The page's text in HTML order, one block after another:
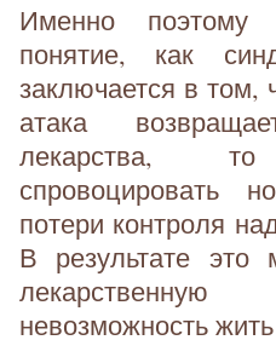
Именно поэтому
понятие, как
заключается в том,
атака
лекарства,
спровоцировать
потери контроля
В результате это
невозможность